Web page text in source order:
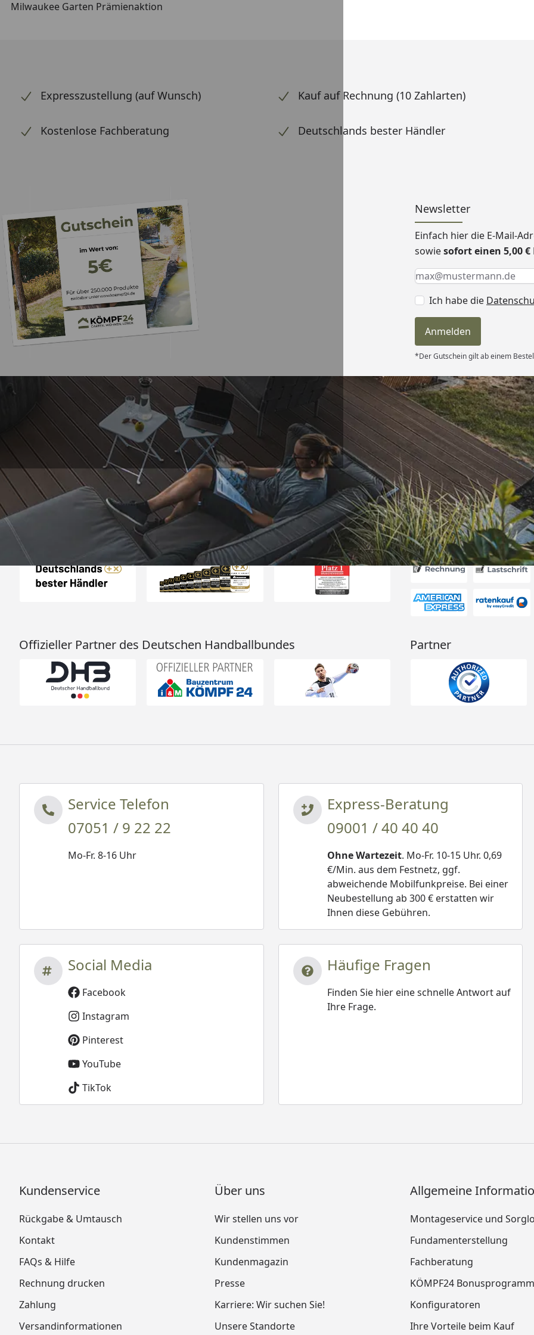
Milwaukee Garten Prämienaktion
Expresszustellung (auf Wunsch) Kauf auf Rechnung (10 Zahlarten)
Kostenlose Fachberatung Deutschlands bester Händler
Newsletter
Einfach hier die E-Mail-
sowiesofort einen 5,00
Keine Eingabe erforderlich
Eingabe erforderlich
E-Mail *
Ich habe die
Anmelden
*Der Gutschein gilt ab einem
Trusted Shops
4,81/ 5
25.958 Bewertungen
„- Retouren Bearbeitung wurde
umgehend erledigt“
04.08.2026
Versand
Auszeichnungen Akzeptierte
Offizieller Partner des Deutschen Handballbundes Partner
Service Telefon
07051 / 9 22 22
Mo-Fr. 8-16 Uhr
Express-Beratung
09001 / 40 40 40
Ohne Wartezeit. Mo-Fr. 10-15 Uhr. 0,69
€/Min. aus dem Festnetz, ggf.
abweichende Mobilfunkpreise. Bei einer
Neubestellung ab 300 € erstatten wir
Ihnen diese Gebühren.
Social Media
Facebook
Instagram
Pinterest
YouTube
TikTok
Häufige Fragen
Finden Sie hier eine schnelle Antwort auf
Ihre Frage.
Kundenservice
Rückgabe & Umtausch
Kontakt
FAQs & Hilfe
Rechnung drucken
Zahlung
Versandinformationen
Über uns
Wir stellen uns vor
Kundenstimmen
Kundenmagazin
Presse
Karriere: Wir suchen Sie!
Unsere Standorte
Allgemeine
Montageservice und
Fundamenterstellung
Fachberatung
KÖMPF24 Bonusprogramm
Konfiguratoren
Ihre Vorteile beim Kauf